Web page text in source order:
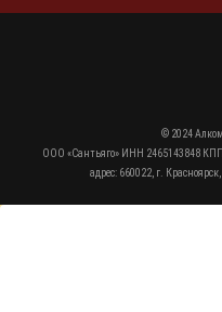
© 2024
ООО «Сантьяго» ИНН 2465143848
адрес: 660022, г.